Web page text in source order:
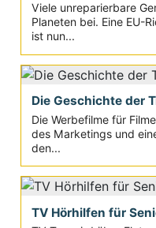
Viele unreparierbare
Planeten bei. Eine EU-
ist nun...
Die Geschichte der
Die Werbefilme für
des Marketings und
den...
TV Hörhilfen für